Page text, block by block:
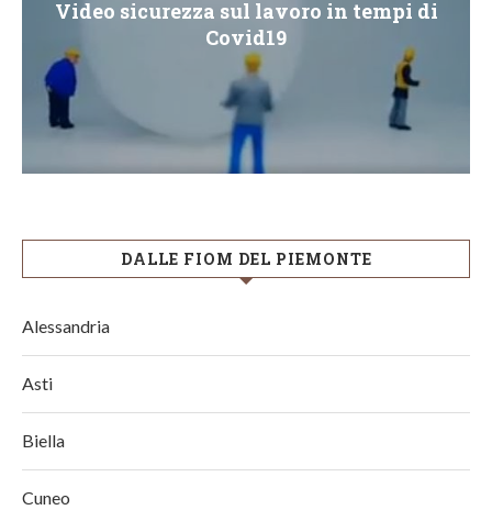
Video sicurezza sul lavoro in tempi di
Covid19
DALLE FIOM DEL PIEMONTE
Alessandria
Asti
Biella
Cuneo